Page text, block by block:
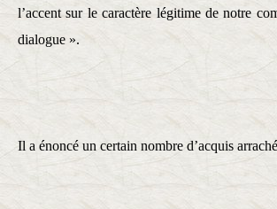
l’accent sur le caractère légitime de notre
dialogue ».
Il a énoncé un certain nombre d’acquis